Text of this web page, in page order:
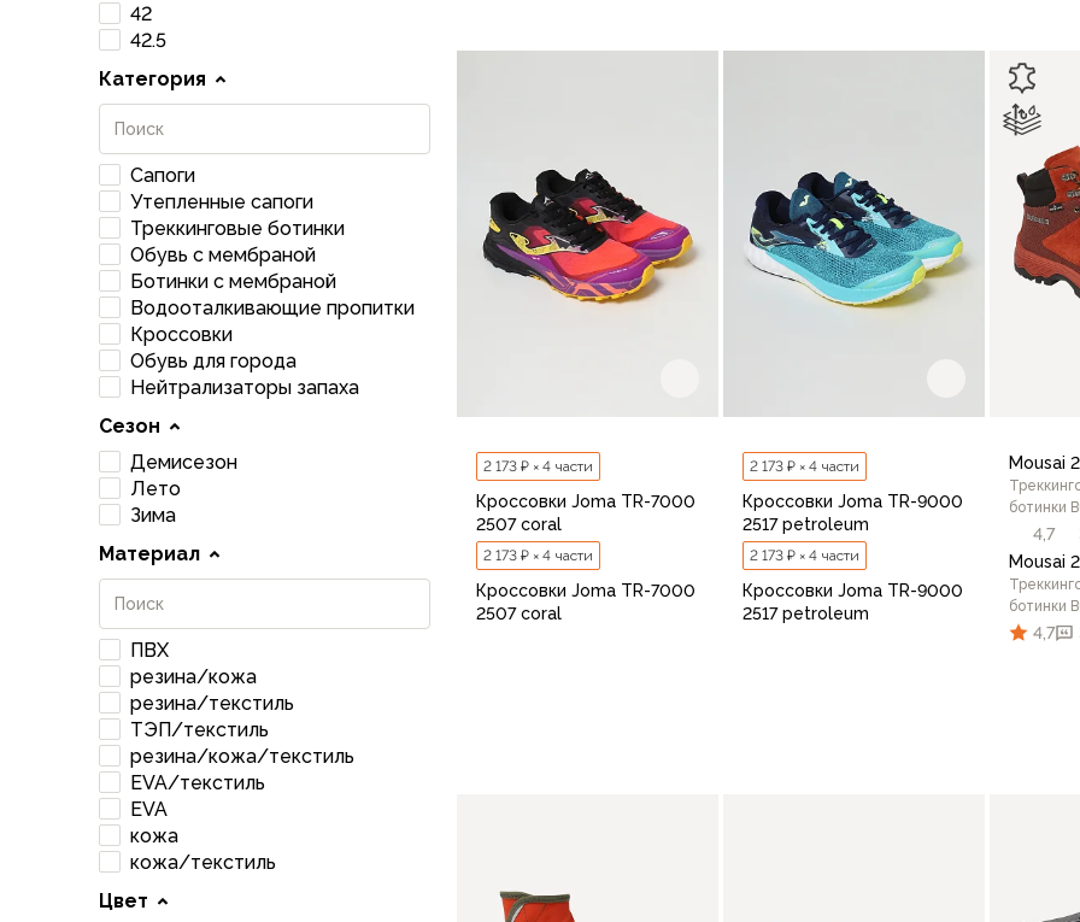
Мужская обувь
Ботинки
Утепленные
Неутепленные
Полуботинки
Кроссовки
Трейловые кроссовки
Повседневные кроссовки
Кроссовки треккинговые
Сапоги
Зимние
Демисезонные
Болотные сапоги, забродники
Вкладыши
Сандалии
Гамаши, бахилы
Аксессуары для обуви
Уход за обувью
Шнурки, стельки
Сушилки для обуви
Клей
Женская обувь
Ботинки
Кроссовки
Сапоги
Гамаши, бахилы
Аксессуары для обуви
Уход за обувью
Шнурки, стельки
Сушилки для обуви
Клей
42
42.5
Категория
Сапоги
Утепленные сапоги
Треккинговые ботинки
Обувь с мембраной
Ботинки с мембраной
Водооталкивающие пропитки
Кроссовки
Обувь для города
Нейтрализаторы запаха
Сезон
Демисезон
Лето
Зима
Материал
ПВХ
резина/кожа
резина/текстиль
ТЭП/текстиль
резина/кожа/текстиль
EVA/текстиль
EVA
кожа
кожа/текстиль
Цвет
2 173 ₽ × 4 части
Кроссовки Joma TR-7000
2507 coral
2 173 ₽ × 4 части
Кроссовки Joma TR-7000
2507 coral
2 173 ₽ × 4 части
Кроссовки Joma TR-9000
2517 petroleum
2 173 ₽ × 4 части
Кроссовки Joma TR-9000
2517 petroleum
Mousai
ботинки
4,7
Mousai
ботинки
4,7